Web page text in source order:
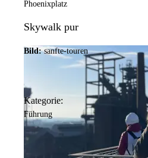
Phoenixplatz
Skywalk pur
Bild: sanfte-touren
Kategorie:
Führung